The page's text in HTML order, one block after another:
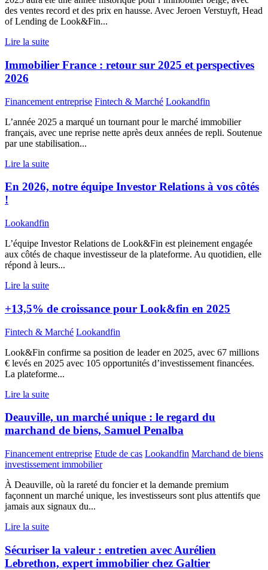
des ventes record et des prix en hausse. Avec Jeroen Verstuyft, Head
of Lending de Look&Fin...
Lire la suite
Immobilier France : retour sur 2025 et perspectives
2026
Financement entreprise Fintech & Marché Lookandfin
L’année 2025 a marqué un tournant pour le marché immobilier
français, avec une reprise nette après deux années de repli. Soutenue
par une stabilisation...
Lire la suite
En 2026, notre équipe Investor Relations à vos côtés
!
Lookandfin
L’équipe Investor Relations de Look&Fin est pleinement engagée
aux côtés de chaque investisseur de la plateforme. Au quotidien, elle
répond à leurs...
Lire la suite
+13,5% de croissance pour Look&fin en 2025
Fintech & Marché Lookandfin
Look&Fin confirme sa position de leader en 2025, avec 67 millions
€ levés en 2025 avec 105 opportunités d’investissement financées.
La plateforme...
Lire la suite
Deauville, un marché unique : le regard du
marchand de biens, Samuel Penalba
Financement entreprise Etude de cas Lookandfin Marchand de biens
investissement immobilier
À Deauville, où la rareté du foncier et la demande premium
façonnent un marché unique, les investisseurs sont plus attentifs que
jamais aux signaux du...
Lire la suite
Sécuriser la valeur : entretien avec Aurélien
Lebrethon, expert immobilier chez Galtier